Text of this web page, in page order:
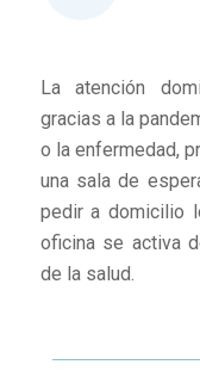
La atención
gracias a la
o la enfermedad,
una sala de
pedir a domicilio
oficina se activa
de la salud.